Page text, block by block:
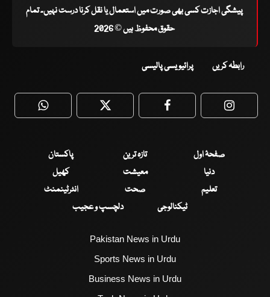
پیشگی اجازت کسی بھی صورت میں استعمال یا نقل کرنا درست نہیں۔ تمام
حقوق محفوظ ہیں © 2026
رابطہ کریں پرائیویسی پالیسی
WhatsApp Twitter Facebook
صفحۂ اول تازہ ترین
پاکستان
دنیا
معیشت
کھیل
تعلیم
صحت
انٹرٹینمنٹ
ٹیکنالوجی
دلچسپ و عجیب
Pakistan News in Urdu
Sports News in Urdu
Business News in Urdu